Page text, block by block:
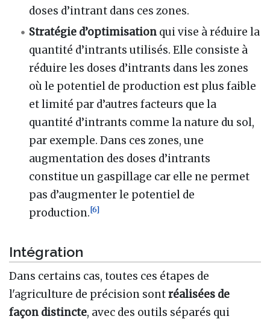
doses d’intrant dans ces zones.
Stratégie d’optimisation qui vise à réduire la
quantité d’intrants utilisés. Elle consiste à
réduire les doses d’intrants dans les zones
où le potentiel de production est plus faible
et limité par d’autres facteurs que la
quantité d’intrants comme la nature du sol,
par exemple. Dans ces zones, une
augmentation des doses d’intrants
constitue un gaspillage car elle ne permet
pas d’augmenter le potentiel de
production.[6]
Intégration
Dans certains cas, toutes ces étapes de
l'agriculture de précision sontréalisées de
façon distincte, avec des outils séparés qui